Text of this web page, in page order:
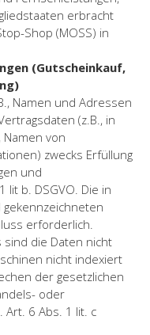
erbracht
Shop (MOSS) in
(Gutscheinkauf,
Namen und Adressen
(z.B., in
von
zwecks Erfüllung
und
lit b. DSGVO. Die in
erforderlich.
sind die Daten nicht
nicht indexiert
der gesetzlichen
oder
6 Abs. 1 lit. c